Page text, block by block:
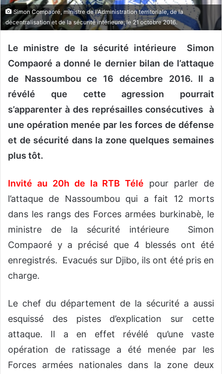
o
u
r
i
e
l
Simon Compaoré, ministre de l'Administration territoriale, de la
décentralisation et de la sécurité intérieure, le 21 octobre 2016.
Le ministre de la sécurité intérieure Simon
Compaoré a donné le dernier bilan de l’attaque
de Nassoumbou ce 16 décembre 2016. Il a
révélé que cette agression pourrait
s’apparenter à des représailles consécutives à
une opération menée par les forces de défense
et de sécurité dans la zone quelques semaines
plus tôt.
Invité au 20h de la RTB Télé pour parler de
l’attaque de Nassoumbou qui a fait 12 morts
dans les rangs des Forces armées burkinabè, le
ministre de la sécurité intérieure Simon
Compaoré y a précisé que 4 blessés ont été
enregistrés. Evacués sur Djibo, ils ont été pris en
charge.
Le chef du département de la sécurité a aussi
esquissé des pistes d’explication sur cette
attaque. Il a en effet révélé qu’une vaste
opération de ratissage a été menée par les
Forces armées nationales dans la zone deux